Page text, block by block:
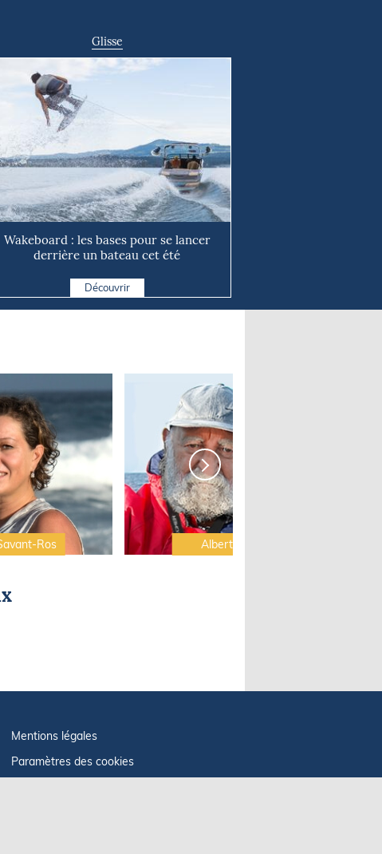
Glisse
Wakeboard : les bases pour se lancer
derrière un bateau cet été
Découvrir
Ros Albert Brel
Mentions légales
Paramètres des cookies